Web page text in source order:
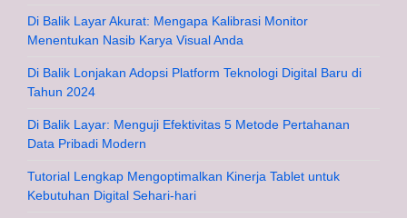
Di Balik Layar Akurat: Mengapa Kalibrasi Monitor
Menentukan Nasib Karya Visual Anda
Di Balik Lonjakan Adopsi Platform Teknologi Digital Baru di
Tahun 2024
Di Balik Layar: Menguji Efektivitas 5 Metode Pertahanan
Data Pribadi Modern
Tutorial Lengkap Mengoptimalkan Kinerja Tablet untuk
Kebutuhan Digital Sehari-hari